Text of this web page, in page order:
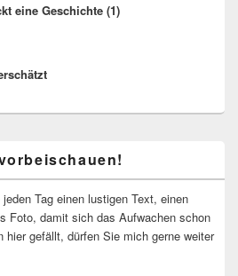
eine Geschichte (1)
Tag einen lustigen Text, einen
Foto, damit sich das Aufwachen schon
hier gefällt, dürfen Sie mich gerne weiter